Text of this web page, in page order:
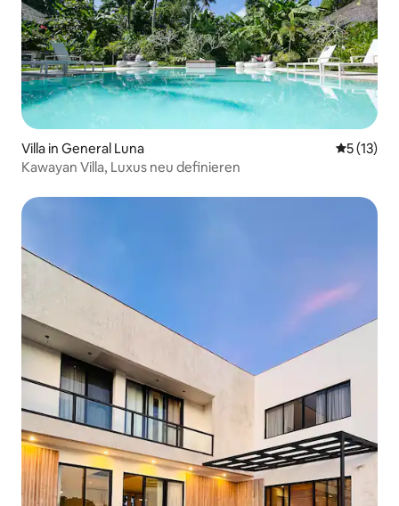
Villa in General Luna
5 (13)
Kawayan Villa, Luxus neu definieren